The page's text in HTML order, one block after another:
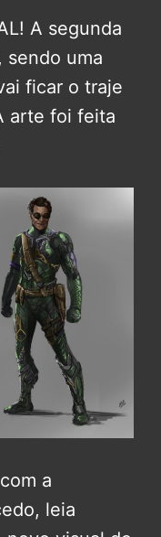
A segunda
sendo uma
ficar o traje
arte foi feita
a
leia